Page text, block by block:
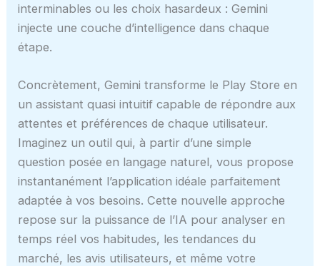
interminables ou les choix hasardeux : Gemini
injecte une couche d’intelligence dans chaque
étape.
Concrètement, Gemini transforme le Play Store en
un assistant quasi intuitif capable de répondre aux
attentes et préférences de chaque utilisateur.
Imaginez un outil qui, à partir d’une simple
question posée en langage naturel, vous propose
instantanément l’application idéale parfaitement
adaptée à vos besoins. Cette nouvelle approche
repose sur la puissance de l’IA pour analyser en
temps réel vos habitudes, les tendances du
marché, les avis utilisateurs, et même votre